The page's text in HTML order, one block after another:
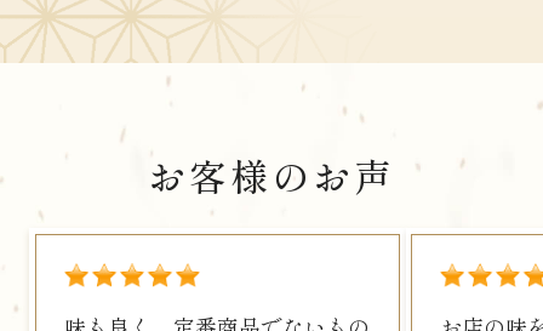
2027年のおせち
お客様のお声